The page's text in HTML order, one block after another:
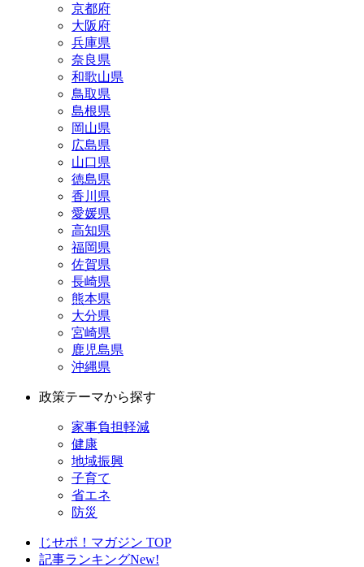
京都府
大阪府
兵庫県
奈良県
和歌山県
鳥取県
島根県
岡山県
広島県
山口県
徳島県
香川県
愛媛県
高知県
福岡県
佐賀県
長崎県
熊本県
大分県
宮崎県
鹿児島県
沖縄県
政策テーマから探す
家事負担軽減
健康
地域振興
子育て
省エネ
防災
じせポ！マガジン TOP
記事ランキングNew!